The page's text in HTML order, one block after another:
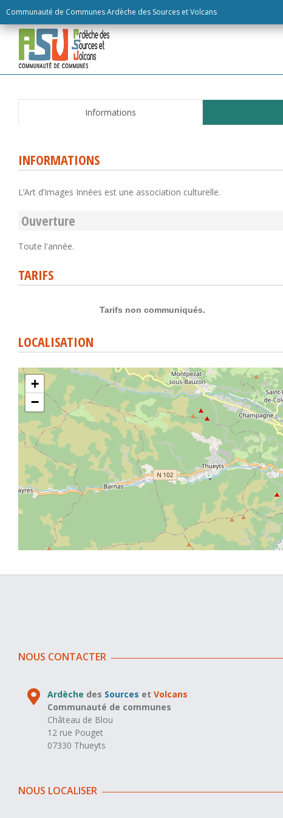
Communauté de Communes Ardèche des Sources et Volcans
to
content
Informations
INFORMATIONS
L’Art d’Images Innées est une association culturelle.
Ouverture
Toute l'année.
TARIFS
Tarifs non communiqués.
LOCALISATION
+
−
NOUS CONTACTER
Ardèche des Sources etVolcans
Communauté de communes
Château de Blou
12 rue Pouget
07330 Thueyts
NOUS LOCALISER